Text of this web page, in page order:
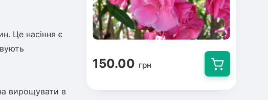
Це насіння є
вирощувати в
150.00 грн